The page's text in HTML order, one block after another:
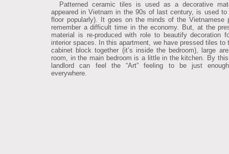
Patterned ceramic tiles is used as a decorative
appeared in Vietnam in the 90s of last century, is used to
floor popularly). It goes on the minds of the Vietnamese
remember a difficult time in the economy. But, at the
material is re-produced with role to beautify decoration
interior spaces. In this apartment, we have pressed tiles to
cabinet block together (it’s inside the bedroom), large
room, in the main bedroom is a little in the kitchen. By
landlord can feel the “Art” feeling to be just
everywhere.